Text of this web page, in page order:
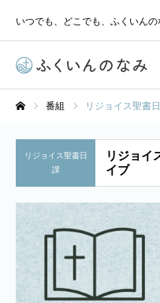
いつでも、どこでも、ふくいんの
番組 リジョイス聖書
リジョイス聖書日
課
リジョイ
イブ